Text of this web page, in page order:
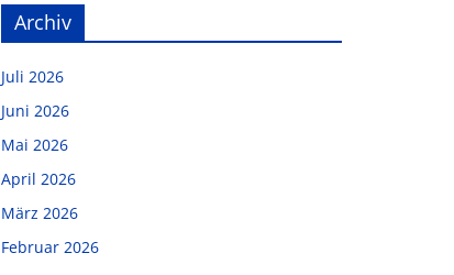
Archiv
Juli 2026
Juni 2026
Mai 2026
April 2026
März 2026
Februar 2026